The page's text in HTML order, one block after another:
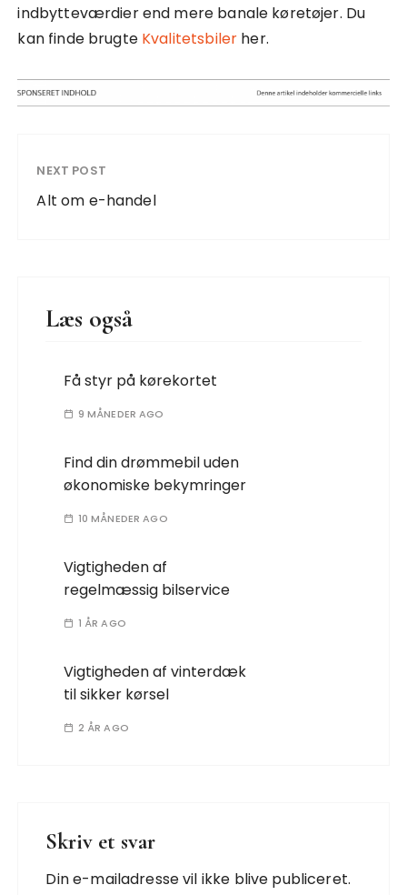
indbytteværdier end mere banale køretøjer. Du
kan finde brugte Kvalitetsbiler her.
NEXT POST
Alt om e-handel
Læs også
Få styr på kørekortet
9 MÅNEDER AGO
Find din drømmebil uden
økonomiske bekymringer
10 MÅNEDER AGO
Vigtigheden af
regelmæssig bilservice
1 ÅR AGO
Vigtigheden af vinterdæk
til sikker kørsel
2 ÅR AGO
Skriv et svar
Din e-mailadresse vil ikke blive publiceret.